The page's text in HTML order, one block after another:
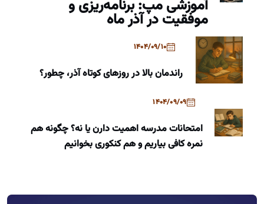
آموزشی مپ: برنامه‌ریزی و
موفقیت در آذر ماه
1404/09/10
راندمان بالا در روزهای کوتاه آذر، چطور؟
1404/09/09
امتحانات مدرسه اهمیت دارن یا نه؟ چگونه هم
نمره کافی بیاریم و هم کنکوری بخوانیم